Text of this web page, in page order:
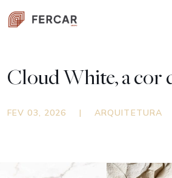
Cloud White, a cor
FEV 03, 2026 | ARQUITETURA